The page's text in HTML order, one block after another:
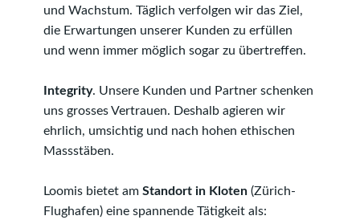
und Wachs­tum. Täglich verfolgen wir das Ziel,
die Erwartungen unserer Kunden zu erfüllen
und wenn immer möglich sogar zu über­treffen.
Integrity. Unsere Kunden und Partner schenken
uns grosses Vertrauen. Deshalb agieren wir
ehrlich, umsichtig und nach hohen ethischen
Massstäben.
Loomis bietet am Standort in Kloten (Zürich-
Flughafen) eine spannende Tätigkeit als: